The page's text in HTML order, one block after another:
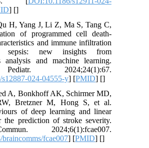
] [
H, Yang J, Li Z, Ma S, Tang C,
of programmed cell death-
and immune infiltration
sepsis: new insights from
analysis and machine learning.
2024;24(1):67.
s12887-024-04555-y] [PMID] [
A, Bonkhoff AK, Schirmer MD,
RW, Bretzner M, Hong S, et al.
of deep learning and linear
the prediction of stroke severity.
2024;6(1):fcae007.
braincomms/fcae007] [PMID] [